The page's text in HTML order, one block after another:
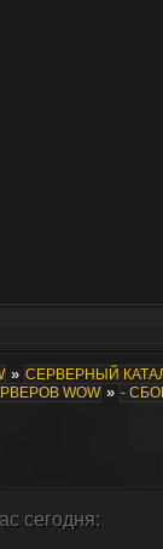
» СЕРВЕРНЫЙ
WOW » -
сегодня: